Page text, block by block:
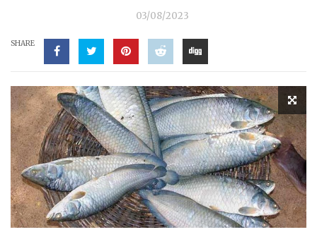
03/08/2023
SHARE